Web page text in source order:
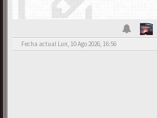
Fecha actual Lun, 10 Ago 2026, 16:56